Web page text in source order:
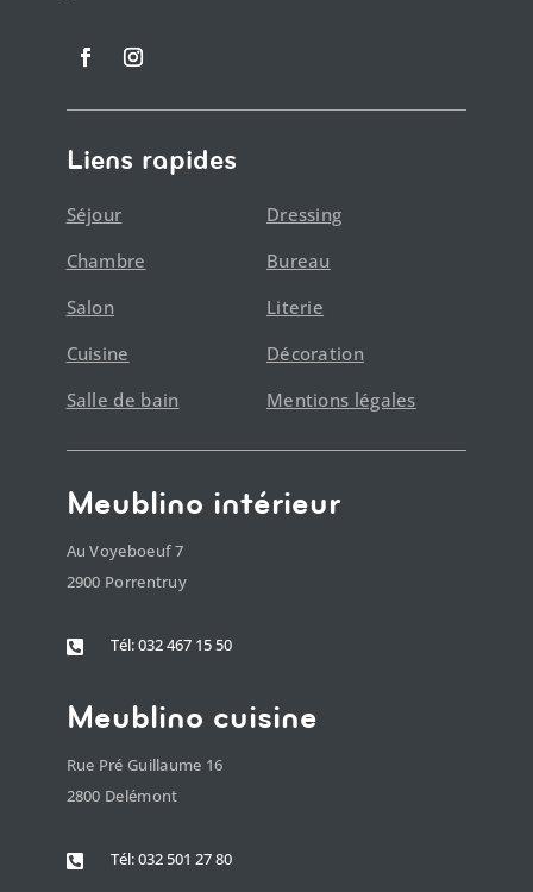
Liens rapides
Séjour
Chambre
Salon
Cuisine
Salle de bain
Dressing
Bureau
Literie
Décoration
Mentions légales
Meublino intérieur
Au Voyeboeuf 7
2900 Porrentruy
 Tél: 032 467 15 50
Meublino cuisine
Rue Pré Guillaume 16
2800 Delémont
 Tél: 032 501 27 80